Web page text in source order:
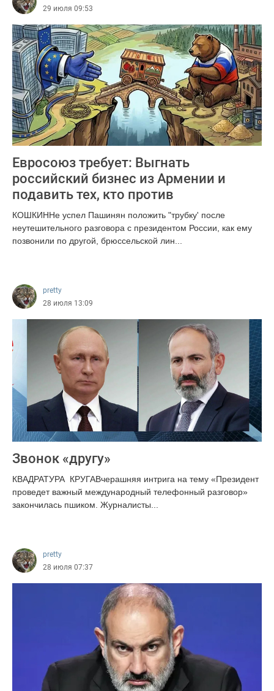
29 июля 09:53
Евросоюз требует: Выгнать
российский бизнес из Армении и
подавить тех, кто против
КОШКИННе успел Пашинян положить "трубку' после
неутешительного разговора с президентом России, как ему
позвонили по другой, брюссельской лин...
pretty
28 июля 13:09
Звонок «другу»
КВАДРАТУРА КРУГАВчерашняя интрига на тему «Президент
проведет важный международный телефонный разговор»
закончилась пшиком. Журналисты...
pretty
28 июля 07:37